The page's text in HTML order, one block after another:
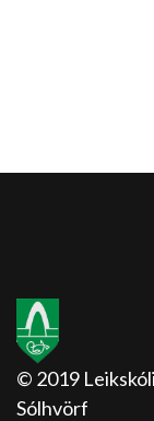
© 2019
Sólhvörf